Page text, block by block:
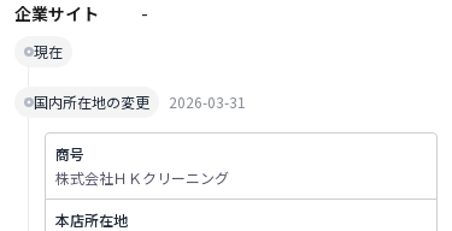
企業サイト
-
現在
国内所在地の変更 2026-03-31
商号
株式会社ＨＫクリーニング
本店所在地